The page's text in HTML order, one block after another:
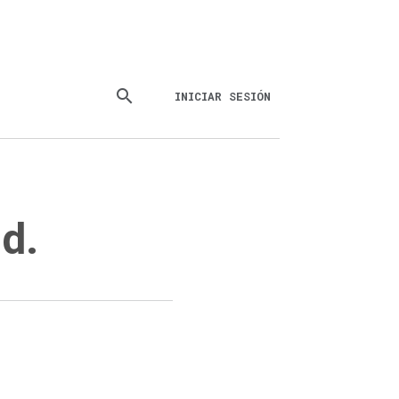
INICIAR SESIÓN
search